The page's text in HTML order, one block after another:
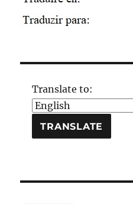
Translate to: